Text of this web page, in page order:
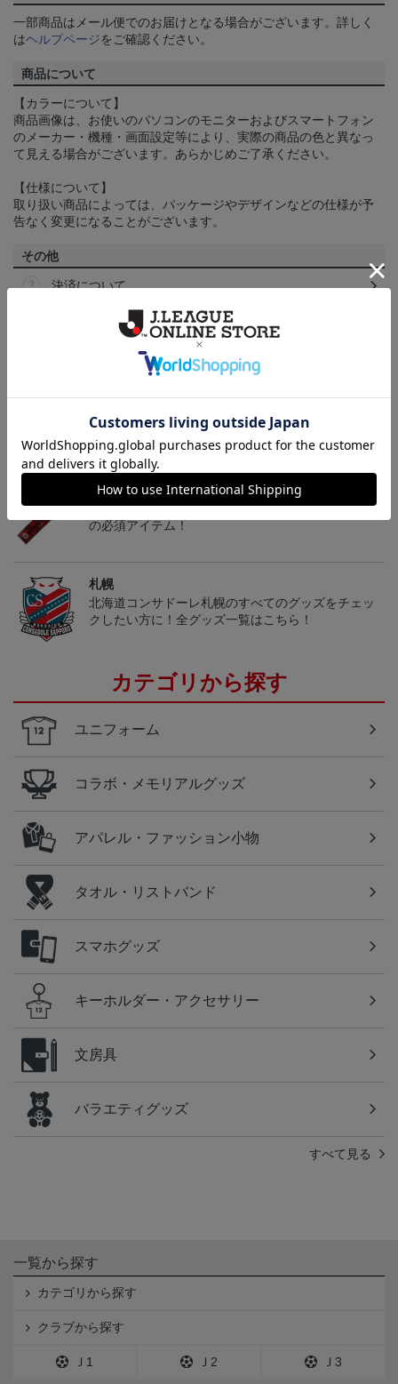
一部商品はメール便でのお届けとなる場合がございます。詳しく
はヘルプページをご確認ください。
商品について
【カラーについて】
商品画像は、お使いのパソコンのモニターおよびスマートフォン
のメーカー・機種・画面設定等により、実際の商品の色と異なっ
て見える場合がございます。あらかじめご了承ください。
【仕様について】
取り扱い商品によっては、パッケージやデザインなどの仕様が予
告なく変更になることがございます。
その他
決済について
ギフト対応について
トピックス
札幌
こだわりのデザインに注目！タオルマフラーは応援
の必須アイテム！
札幌
北海道コンサドーレ札幌のすべてのグッズをチェッ
クしたい方に！全グッズ一覧はこちら！
カテゴリから探す
ユニフォーム
コラボ・メモリアルグッズ
アパレル・ファッション小物
タオル・リストバンド
スマホグッズ
キーホルダー・アクセサリー
文房具
バラエティグッズ
すべて見る
一覧から探す
カテゴリから探す
クラブから探す
Ｊ1 Ｊ2 Ｊ3